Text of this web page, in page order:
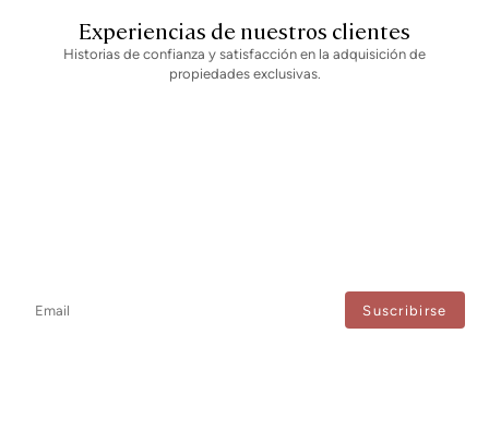
Experiencias de nuestros clientes
Historias de confianza y satisfacción en la adquisición de
propiedades exclusivas.